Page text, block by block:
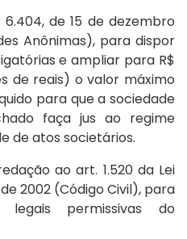
de 15 de dezembro
Anônimas), para dispor
e ampliar para R$
de reais) o valor máximo
para que a sociedade
faça jus ao regime
de atos societários.
ao art. 1.520 da Lei
2002 (Código Civil), para
permissivas do